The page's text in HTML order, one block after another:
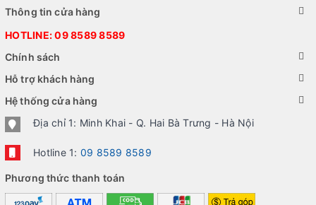
Thông tin cửa hàng
HOTLINE:09 8589 8589
Chính sách
Hỗ trợ khách hàng
Hệ thống cửa hàng
Địa chỉ 1: Minh Khai - Q. Hai Bà Trưng - Hà Nội
Hotline 1: 09 8589 8589
Phương thức thanh toán